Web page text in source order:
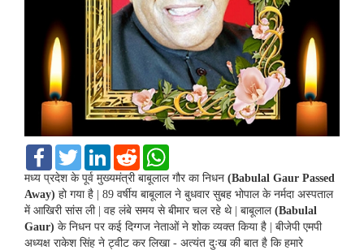
F
c
e
b
o
o
k
T
i
t
e
r
L
n
k
d
I
n
R
d
d
t
a
t
s
A
p
p
मध्य प्रदेश के पूर्व मुख्यमंत्री बाबूलाल गौर का निधन (Babulal Gaur Passed
Away) हो गया है | 89 वर्षीय बाबूलाल ने बुधवार सुबह भोपाल के नर्मदा अस्पताल
में आखिरी सांस ली | वह लंबे समय से बीमार चल रहे थे | बाबूलाल (Babulal
Gaur) के निधन पर कई दिग्गज नेताओं ने शोक व्यक्त किया है | बीजेपी एमपी
अध्यक्ष राकेश सिंह ने ट्वीट कर लिखा - अत्यंत दुःख की बात है कि हमारे